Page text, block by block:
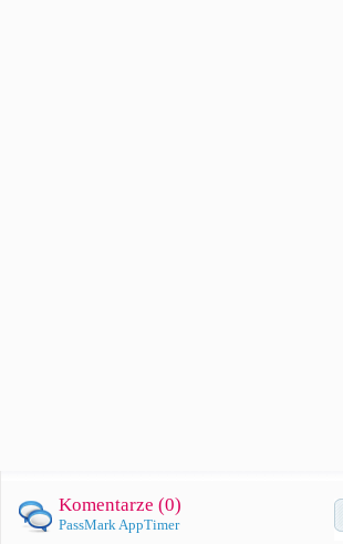
Komentarze (0)
PassMark AppTimer